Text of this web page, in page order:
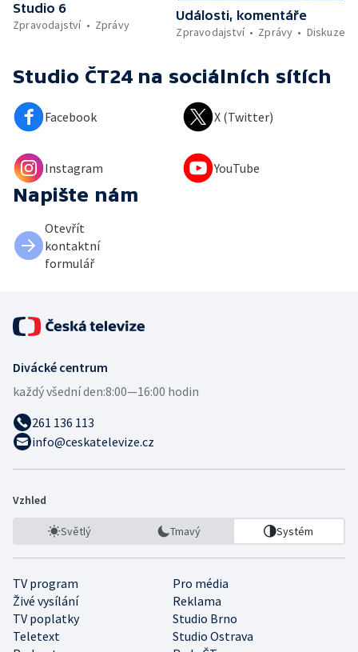
Studio 6
Zpravodajství
Zprávy
Události, komentáře
Zpravodajství
Zprávy Diskuze
Studio ČT24 na sociálních sítích
Facebook X (Twitter)
Instagram YouTube
Napište nám
Otevřít
kontaktní
formulář
Divácké centrum
každý všední den:8:00—16:00 hodin
261 136 113
info@ceskatelevize.cz
Vzhled
Světlý Tmavý Systém
TV program
Pro média
Živé vysílání
Reklama
TV poplatky
Studio Brno
Teletext
Studio Ostrava